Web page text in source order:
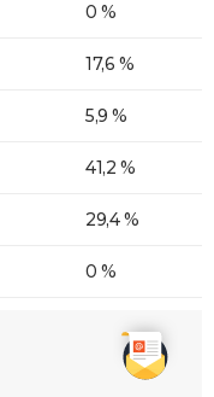
0 %
17,6 %
5,9 %
41,2 %
29,4 %
0 %